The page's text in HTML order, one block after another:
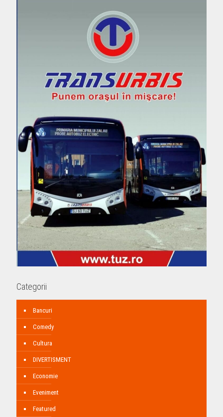
Categorii
Bancuri
Comedy
Cultura
DIVERTISMENT
Economie
Eveniment
Featured